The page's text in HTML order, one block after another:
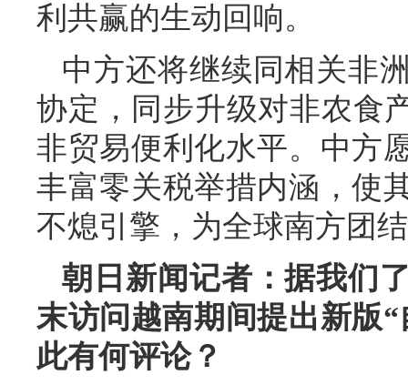
利共赢的生动回响。
中方还将继续同相关非
协定，同步升级对非农食
非贸易便利化水平。中方
丰富零关税举措内涵，使
不熄引擎，为全球南方团
朝日新闻记者：据我们
末访问越南期间提出新版
此有何评论？